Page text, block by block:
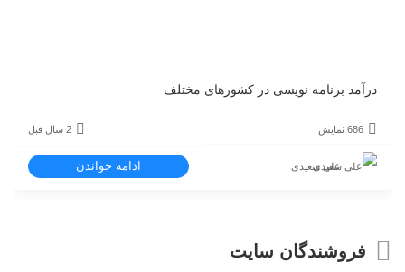
درآمد برنامه‌ نویسی در کشورهای مختلف
686 نمایش 2 سال قبل
علی سعیدی ادامه خواندن
فروشندگان سایت